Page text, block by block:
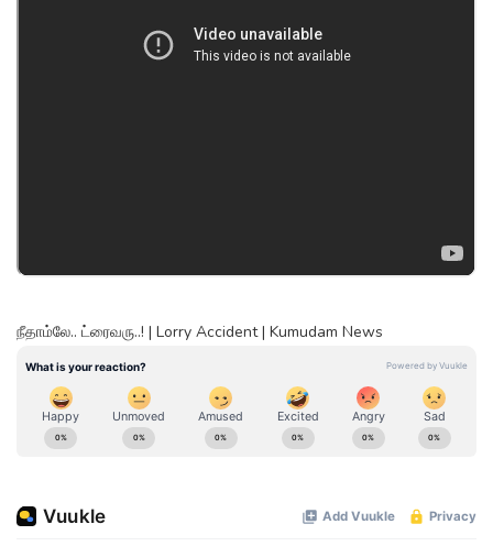
நீதாம்லே.. ட்ரைவரு..! | Lorry Accident | Kumudam News